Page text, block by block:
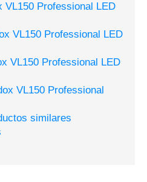
Professional LED
VL150 Professional LED
VL150 Professional LED
VL150 Professional
similares